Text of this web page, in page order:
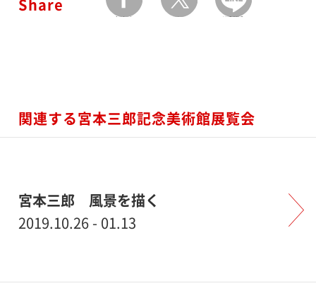
Share
facebook twitter LINEで送る
関連する宮本三郎記念美術館展覧会
宮本三郎 風景を描く
2019.10.26 - 01.13